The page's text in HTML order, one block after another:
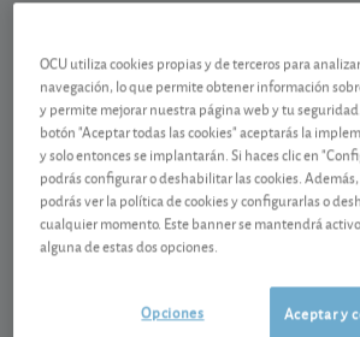
uso se remonta a siglos atrás. De
el primer ejemplo de mercado
futuros lo encontremos en el
la ciudad japonesa de Osaka, allá
Al principio, los terratenientes
almacenes el arroz y obtenían un
equivalente a un certificado de
entregaban al comerciante que
por la cosecha en una subasta. El
volvía a casa con dinero y el
OCU utiliza cookies propias y de terceros para
navegación, lo que permite obtener información
y permite mejorar nuestra página web y tu
botón "Aceptar todas las cookies" aceptarás la
y solo entonces se implantarán. Si haces clic en
podrás configurar o deshabilitar las cookies.
podrás ver la política de cookies y configurarlas o
cualquier momento. Este banner se mantendrá
alguna de estas dos opciones.
Aceptar y
Opciones